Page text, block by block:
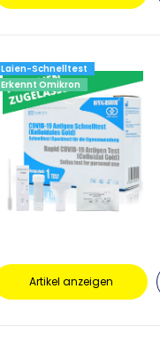
Laien-Schnelltest
Erkennt Omikron
Artikel anzeigen